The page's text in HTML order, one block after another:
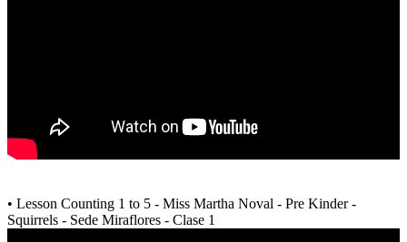
• Lesson Counting 1 to 5 - Miss Martha Noval - Pre Kinder -
Squirrels - Sede Miraflores - Clase 1